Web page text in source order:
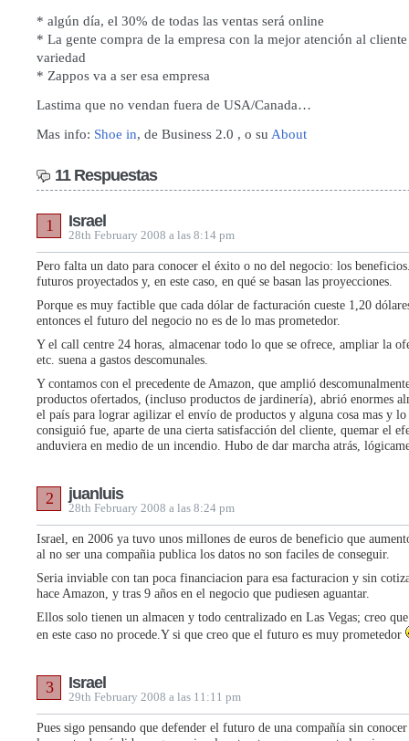
* algún día, el 30% de todas las ventas será online
* La gente compra de la empresa con la mejor atención al
variedad
* Zappos va a ser esa empresa
Lastima que no vendan fuera de USA/Canada…
Mas info: Shoe in, de Business 2.0 , o su About
11 Respuestas
Israel
28th February 2008 a las 8:14 pm
1
Pero falta un dato para conocer el éxito o no del negocio: los
futuros proyectados y, en este caso, en qué se basan las proyecciones.
Porque es muy factible que cada dólar de facturación cueste 1,20
entonces el futuro del negocio no es de lo mas prometedor.
Y el call centre 24 horas, almacenar todo lo que se ofrece, ampliar la
etc. suena a gastos descomunales.
Y contamos con el precedente de Amazon, que amplió
productos ofertados, (incluso productos de jardinería), abrió enormes
el país para lograr agilizar el envío de productos y alguna cosa mas y
consiguió fue, aparte de una cierta satisfacción del cliente, quemar el
anduviera en medio de un incendio. Hubo de dar marcha atrás,
juanluis
28th February 2008 a las 8:24 pm
2
Israel, en 2006 ya tuvo unos millones de euros de beneficio que
al no ser una compañia publica los datos no son faciles de conseguir.
Seria inviable con tan poca financiacion para esa facturacion y sin
hace Amazon, y tras 9 años en el negocio que pudiesen aguantar.
Ellos solo tienen un almacen y todo centralizado en Las Vegas; creo
en este caso no procede.Y si que creo que el futuro es muy prometedor
Israel
29th February 2008 a las 11:11 pm
3
Pues sigo pensando que defender el futuro de una compañía sin